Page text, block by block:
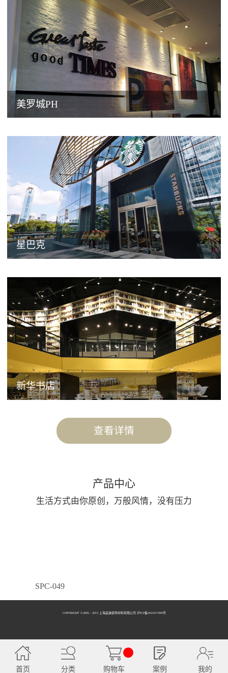
美罗城PH
星巴克
新华书店
查看详情
产品中心
生活方式由你原创，万般风情，没有压力
SPC-049
SPC-050
COPYRIGHT ©2005 - 2013 上海品逸装饰材料有限公司 泸ICP备2021017990号
首页 分类 购物车 案例 我的